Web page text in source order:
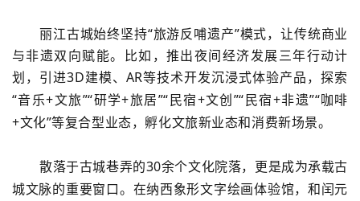
丽江古城始终坚持“旅游反哺遗产”模式，让传统商业
与非遗双向赋能。比如，推出夜间经济发展三年行动计
划，引进3D建模、 AR等技术开发沉浸式体验产品，探索
“音乐+文旅”“研学+旅居”“民宿+文创”“民宿+非遗”“咖啡
+文化”等复合型业态，孵化文旅新业态和消费新场景。
散落于古城巷弄的30余个文化院落，更是成为承载古
城文脉的重要窗口。在纳西象形文字绘画体验馆，和闰元